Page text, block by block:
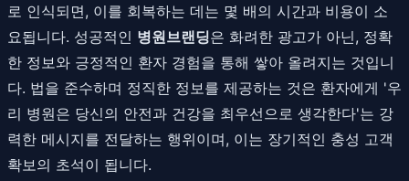
로 인식되면, 이를 회복하는 데는 몇 배의 시간과 비용이 소
요됩니다. 성공적인 병원브랜딩은 화려한 광고가 아닌, 정확
한 정보와 긍정적인 환자 경험을 통해 쌓아 올려지는 것입니
다. 법을 준수하며 정직한 정보를 제공하는 것은 환자에게 '우
리 병원은 당신의 안전과 건강을 최우선으로 생각한다'는 강
력한 메시지를 전달하는 행위이며, 이는 장기적인 충성 고객
확보의 초석이 됩니다.